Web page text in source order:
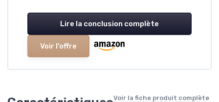
Lire la conclusion complète
Voir l'offre
Voir la fiche produit complète